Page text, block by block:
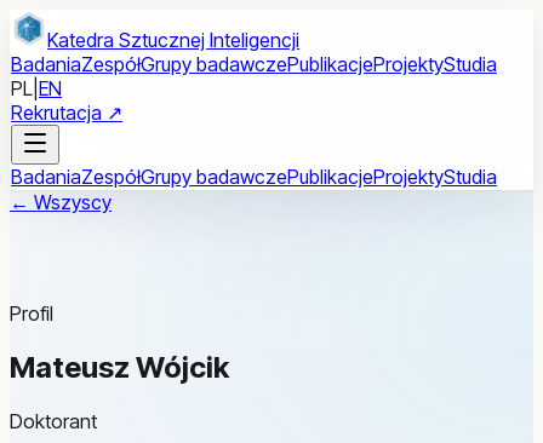
Przejdź do treści głównej
Katedra Sztucznej Inteligencji
BadaniaZespółGrupy badawczePublikacjeProjektyStudia
PL EN
Rekrutacja ↗
BadaniaZespółGrupy badawczePublikacjeProjektyStudia
← Wszyscy
Profil
Mateusz Wójcik
Doktorant